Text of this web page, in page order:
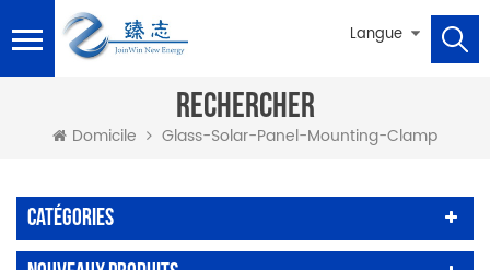
Langue
RECHERCHER
Domicile Glass-Solar-Panel-Mounting-Clamp
Catégories